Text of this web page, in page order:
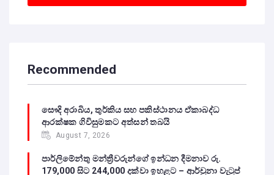
Recommended
සෞදි අරාබිය, තුර්කිය සහ පකිස්ථානය ඒකාබද්ධ
ආරක්ෂක ගිවිසුමකට අත්සන් තබයි
August 7, 2026
පාර්ලිමේන්තු මන්ත්‍රීවරුන්ගේ ඉන්ධන දීමනාව රු.
179,000 සිට 244,000 දක්වා ඉහළට – ආර්චුනා වැටුප්